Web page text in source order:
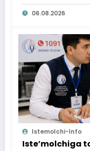
06.08.2026
Istemolchi-Info
Iste’molchiga